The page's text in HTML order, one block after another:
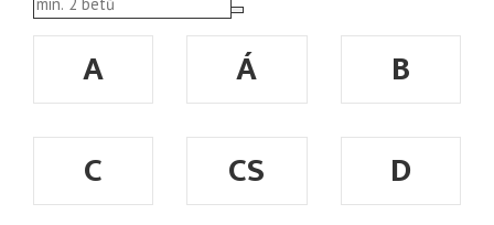
A Á
B
C
CS
D